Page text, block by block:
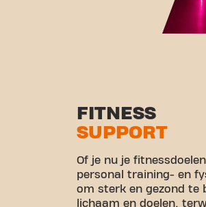
FITNESS
SUPPORT
Of je nu je
personal training- en
om sterk en gezond te
lichaam en doelen,